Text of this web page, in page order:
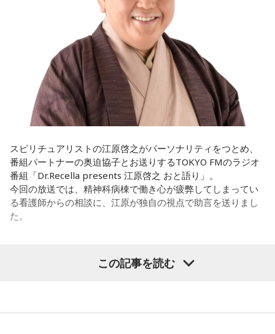
遠山：僕は「惡の華」が好きで、（テレビドラマ版ではW主
演の）あのちゃんと鈴木福くんがめちゃくちゃ素晴らしかっ
たですけど、そういうドラマの音楽って、どう作っていく
ほのか：私も今回初めて関わらせてもらったんですけど、今
まで作ってきたライブでやる曲やバンドでやる曲の作り方と
は全然違って……ドラマの映像にいかに没頭させるかが重要と
いうか。リーガルリリーでは、音楽を聴いてほしくて作って
いるんですけれど、ドラマの音楽は、映像を観てもらわない
といけないので、逆に聴いてもらったらダメなんですよ。だ
から、音楽を通して真逆な作り方を体験できて、めちゃめち
ゃ面白かったです。
スピリチュアリストの江原啓之がパーソナリティをつとめ、
番組パートナーの奥迫協子とお送りするTOKYO FMのラジオ
番組「Dr.Recella presents 江原啓之 おと語り」。
今回の放送では、精神科病棟で働き心が疲弊してしまってい
る看護師からの相談に、江原が独自の視点で助言を送りまし
た。
この記事を読む